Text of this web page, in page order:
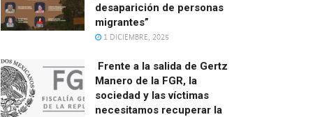
desaparición de personas
migrantes”
1 DICIEMBRE, 2025
Frente a la salida de Gertz
Manero de la FGR, la
sociedad y las víctimas
necesitamos recuperar la